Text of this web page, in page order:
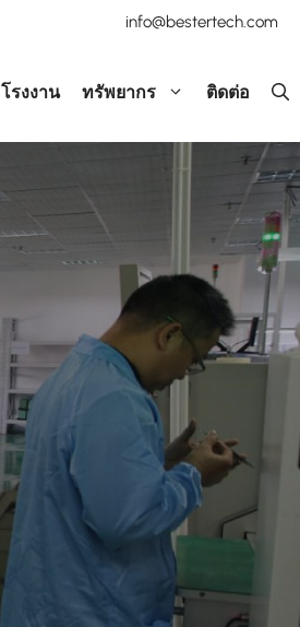
info@bestertech.com
โรงงาน ทรัพยากร ติดต่อ